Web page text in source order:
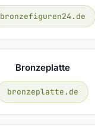
bronzefiguren24.de
Bronzeplatte
bronzeplatte.de